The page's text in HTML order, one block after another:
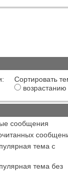
Сортировать
возрастанию
сообщения
тема с
тема без